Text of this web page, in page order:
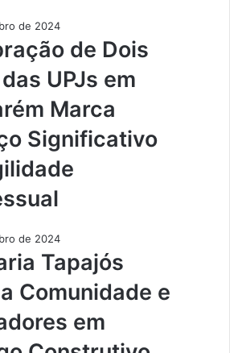
de 2024
de Dois
UPJs em
Marca
Significativo
de 2024
Tapajós
Comunidade e
em